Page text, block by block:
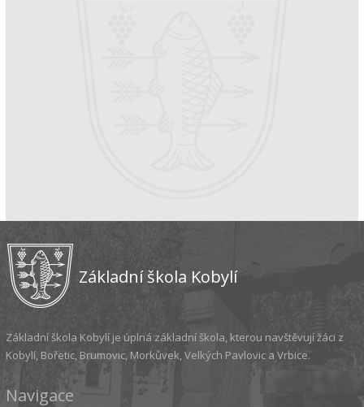
Základní škola Kobylí
Základní škola Kobylí je úplná základní škola, kterou navštěvují žáci z
Kobylí, Bořetic, Brumovic, Morkůvek, Velkých Pavlovic a Vrbice.
Navigace